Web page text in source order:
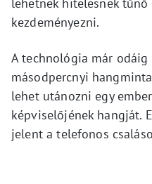
lehetnek hitelesnek
kezdeményezni.
A technológia már
másodpercnyi
lehet utánozni egy
képviselőjének hangját.
jelent a telefonos